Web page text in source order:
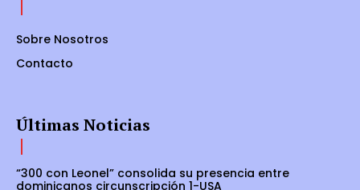
Sobre Nosotros
Contacto
Últimas Noticias
“300 con Leonel” consolida su presencia entre
dominicanos circunscripción 1-USA